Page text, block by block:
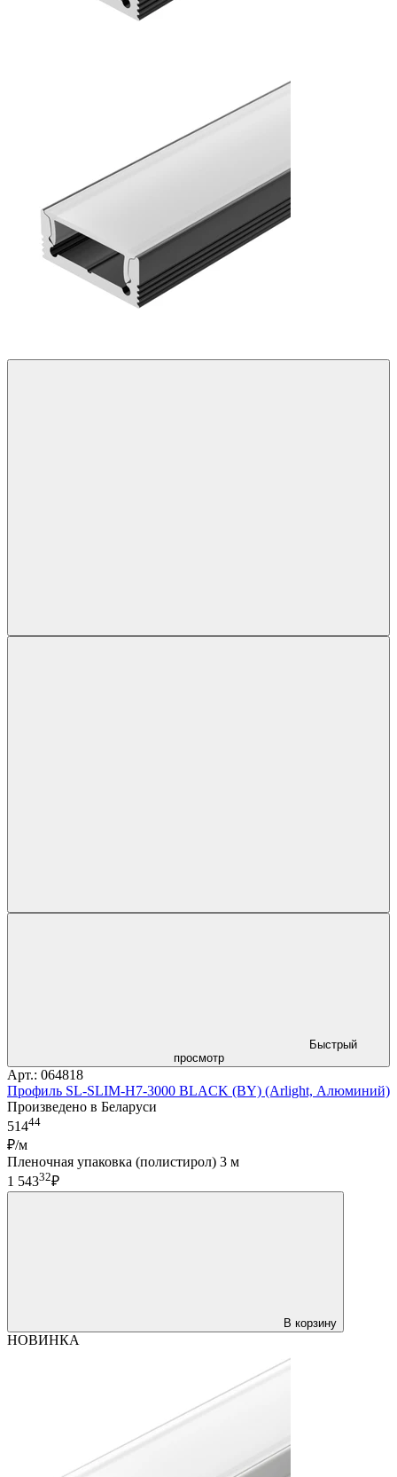
Быстрый
просмотр
Арт.: 064818
Профиль SL-SLIM-H7-3000 BLACK (BY) (Arlight, Алюминий)
Произведено в Беларуси
51444
₽/м
Пленочная упаковка (полистирол) 3 м
1 54332₽
В корзину
НОВИНКА